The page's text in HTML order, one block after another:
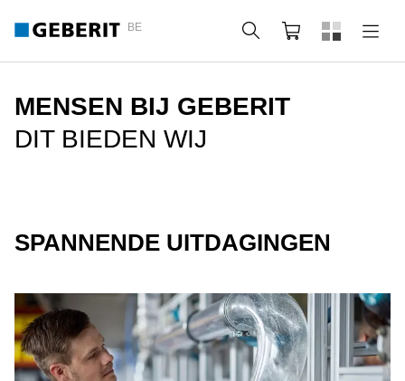
BE Zoeken Winkelmandje
MENSEN BIJ GEBERIT
DIT BIEDEN WIJ
SPANNENDE UITDAGINGEN